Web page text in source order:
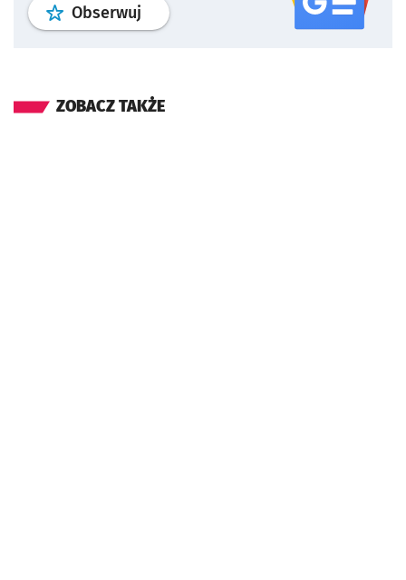
Obserwuj profil serwisu
ZOBACZ TAKŻE